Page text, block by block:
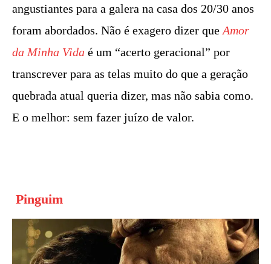
angustiantes para a galera na casa dos 20/30 anos
foram abordados. Não é exagero dizer que Amor
da Minha Vida é um “acerto geracional” por
transcrever para as telas muito do que a geração
quebrada atual queria dizer, mas não sabia como.
E o melhor: sem fazer juízo de valor.
Pinguim